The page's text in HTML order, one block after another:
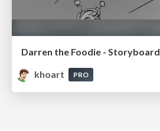
Darren the Foodie - Storyboard
khoart
PRO